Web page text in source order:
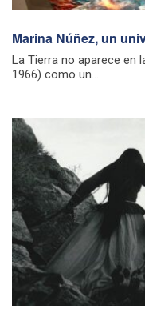
Marina Núñez, un
La Tierra no aparece en
1966) como un...